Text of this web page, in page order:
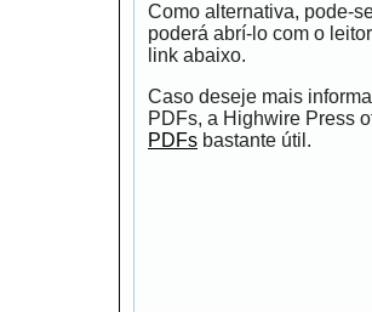
Como alternativa, pode-
poderá abrí-lo com o
link abaixo.
Caso deseje mais
PDFs, a Highwire Press
PDFs bastante útil.